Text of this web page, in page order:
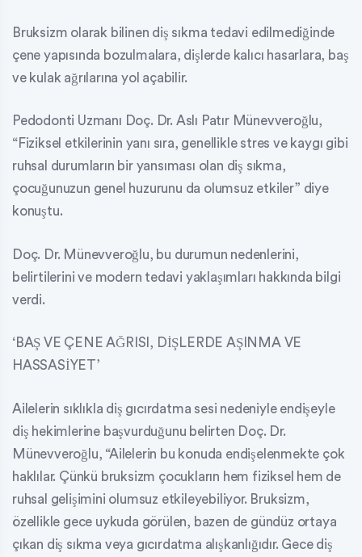
Bruksizm olarak bilinen diş sıkma tedavi edilmediğinde
çene yapısında bozulmalara, dişlerde kalıcı hasarlara, baş
ve kulak ağrılarına yol açabilir.
Pedodonti Uzmanı Doç. Dr. Aslı Patır Münevveroğlu,
“Fiziksel etkilerinin yanı sıra, genellikle stres ve kaygı gibi
ruhsal durumların bir yansıması olan diş sıkma,
çocuğunuzun genel huzurunu da olumsuz etkiler” diye
konuştu.
Doç. Dr. Münevveroğlu, bu durumun nedenlerini,
belirtilerini ve modern tedavi yaklaşımları hakkında bilgi
verdi.
‘BAŞ VE ÇENE AĞRISI, DİŞLERDE AŞINMA VE
HASSASİYET’
Ailelerin sıklıkla diş gıcırdatma sesi nedeniyle endişeyle
diş hekimlerine başvurduğunu belirten Doç. Dr.
Münevveroğlu, “Ailelerin bu konuda endişelenmekte çok
haklılar. Çünkü bruksizm çocukların hem fiziksel hem de
ruhsal gelişimini olumsuz etkileyebiliyor. Bruksizm,
özellikle gece uykuda görülen, bazen de gündüz ortaya
çıkan diş sıkma veya gıcırdatma alışkanlığıdır. Gece diş